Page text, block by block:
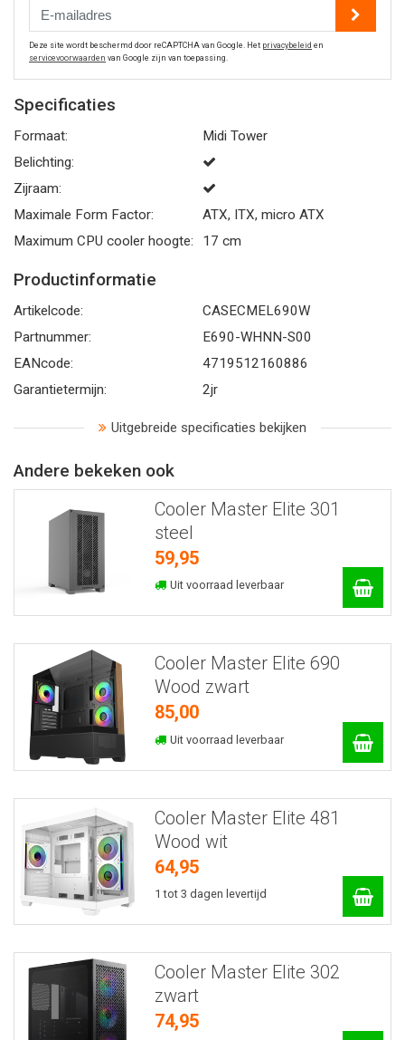
Deze site wordt beschermd door reCAPTCHA van Google. Het privacybeleid en
servicevoorwaarden van Google zijn van toepassing.
Specificaties
Formaat:
Midi Tower
Belichting:
Zijraam:
Maximale Form Factor:
ATX, ITX, micro ATX
Maximum CPU cooler hoogte:
17 cm
Productinformatie
Artikelcode:
CASECMEL690W
Partnummer:
E690-WHNN-S00
EANcode:
4719512160886
Garantietermijn:
2jr
Uitgebreide specificaties bekijken
Andere bekeken ook
Cooler Master Elite 301
steel
59,95
Uit voorraad leverbaar
Cooler Master Elite 690
Wood zwart
85,00
Uit voorraad leverbaar
Cooler Master Elite 481
Wood wit
64,95
1 tot 3 dagen levertijd
Cooler Master Elite 302
zwart
74,95